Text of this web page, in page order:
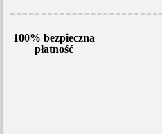
100% bezpieczna
płatność